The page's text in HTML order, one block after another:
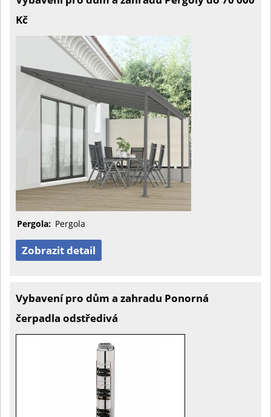
Kč
Pergola: Pergola
Zobrazit detail
Vybavení pro dům a zahradu Ponorná
čerpadla odstředivá